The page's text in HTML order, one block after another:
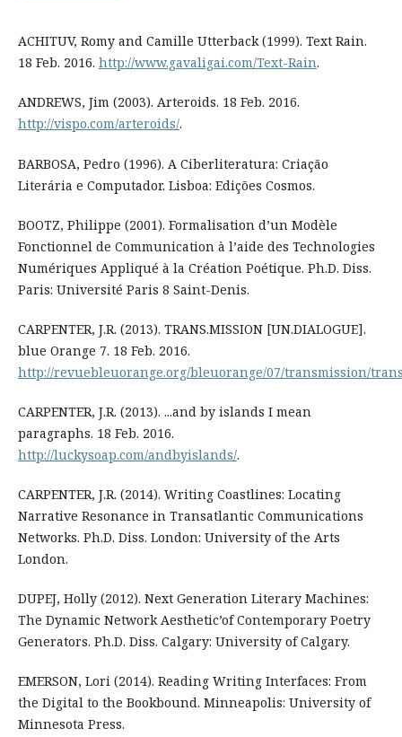
ACHITUV, Romy and Camille Utterback (1999). Text Rain.
18 Feb. 2016. http://www.gavaligai.com/Text-Rain.
ANDREWS, Jim (2003). Arteroids. 18 Feb. 2016.
http://vispo.com/arteroids/.
BARBOSA, Pedro (1996). A Ciberliteratura: Criação
Literária e Computador. Lisboa: Edições Cosmos.
BOOTZ, Philippe (2001). Formalisation d’un Modèle
Fonctionnel de Communication à l’aide des Technologies
Numériques Appliqué à la Création Poétique. Ph.D. Diss.
Paris: Université Paris 8 Saint-Denis.
CARPENTER, J.R. (2013). TRANS.MISSION [UN.DIALOGUE].
blue Orange 7. 18 Feb. 2016.
http://revuebleuorange.org/bleuorange/07/transmission/
CARPENTER, J.R. (2013). ...and by islands I mean
paragraphs. 18 Feb. 2016.
http://luckysoap.com/andbyislands/.
CARPENTER, J.R. (2014). Writing Coastlines: Locating
Narrative Resonance in Transatlantic Communications
Networks. Ph.D. Diss. London: University of the Arts
London.
DUPEJ, Holly (2012). Next Generation Literary Machines:
The Dynamic Network Aesthetic’of Contemporary Poetry
Generators. Ph.D. Diss. Calgary: University of Calgary.
EMERSON, Lori (2014). Reading Writing Interfaces: From
the Digital to the Bookbound. Minneapolis: University of
Minnesota Press.